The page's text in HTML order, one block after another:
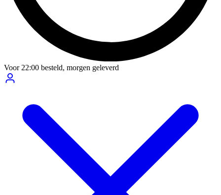
Voor22:00 besteld, morgen geleverd